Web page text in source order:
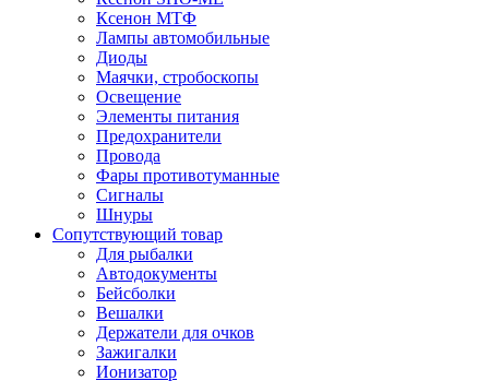
Ксенон МТФ
Лампы автомобильные
Диоды
Маячки, стробоскопы
Освещение
Элементы питания
Предохранители
Провода
Фары противотуманные
Сигналы
Шнуры
Сопутствующий товар
Для рыбалки
Автодокументы
Бейсболки
Вешалки
Держатели для очков
Зажигалки
Ионизатор